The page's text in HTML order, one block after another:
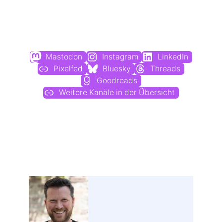
Mastodon Instagram
LinkedIn
Pixelfed
Bluesky
Threads
Goodreads
Weitere Kanäle in der Übersicht